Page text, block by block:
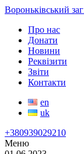
Вороньківський
Про нас
Донати
Новини
Реквізити
Звіти
Контакти
en
uk
+380939029210
Меню